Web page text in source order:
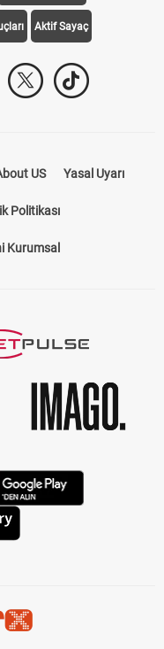
Aktif Sayaç
US Yasal Uyarı
Politikası
Kurumsal